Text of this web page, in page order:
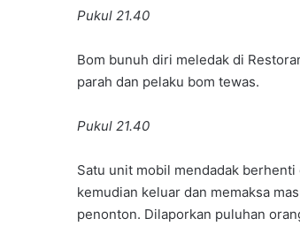
Pukul 21.40
Bom bunuh diri meledak di
parah dan pelaku bom tewas.
Pukul 21.40
Satu unit mobil mendadak
kemudian keluar dan memaksa
penonton. Dilaporkan puluhan